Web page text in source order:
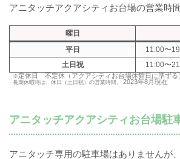
アニタッチアクアシティお台場の営業時
曜日
平日
11:00〜
土日祝
11:00〜
※ 定休日 不定休（アクアシティお台場休館日に準ずる
長期休暇時は、休日（土日祝）の営業時間 、2023年8月現在
アニタッチアクアシティお台場駐
アニタッチ専用の駐車場はありませんが